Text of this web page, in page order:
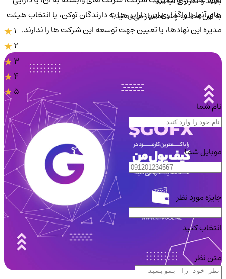
های آنها یا واگذاری این دارایی ها به دارندگان توکن، یا انتخاب هیئت
مدیره این نهادها، یا تعیین جهت توسعه این شرکت ها را ندارند.
به این مطلب چند امتیاز می‌دهید؟
3
4
5
نام شما
موبایل شما
جایزه مورد نظر
انتخاب کنید
متن نظر